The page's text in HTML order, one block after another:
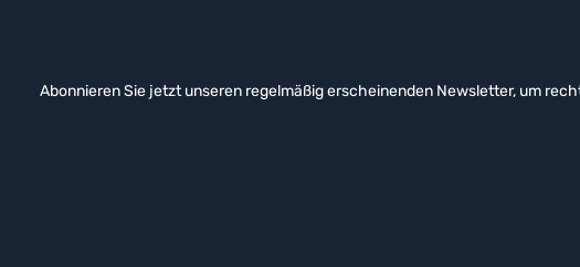
Abonnieren Sie jetzt unseren regelmäßig erscheinenden Newsletter, um